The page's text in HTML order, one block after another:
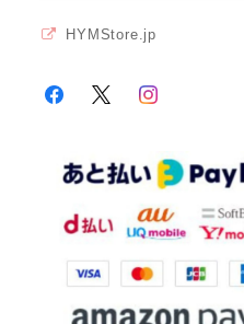
HYMStore.jp